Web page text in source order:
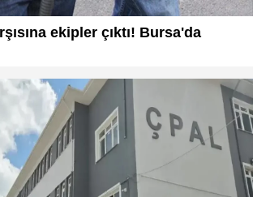
ekipler çıktı! Bursa'da